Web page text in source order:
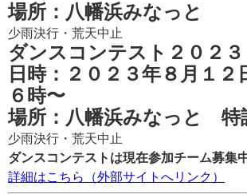
場所：八幡浜みなっと
少雨決行・荒天中止
ダンスコンテスト２０２３
日時：２０２３年８月１２
６時〜
場所：八幡浜みなっと 特
少雨決行・荒天中止
ダンスコンテストは現在参加チーム募集
詳細はこちら（外部サイトへリンク）